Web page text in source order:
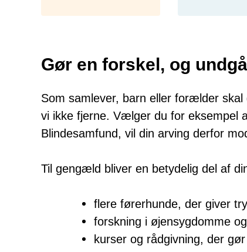
Gør en forskel, og
Som samlever, barn eller forælder
vi ikke fjerne. Vælger du for eksempel
Blindesamfund, vil din arving derfor
Til gengæld bliver en betydelig del af
flere førerhunde, der giver
forskning i øjensygdomme
kurser og rådgivning, der